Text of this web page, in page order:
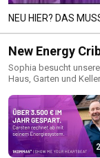
NEU HIER? DAS
New Energy
Sophia besucht
Haus, Garten und
eins an Stromkosten